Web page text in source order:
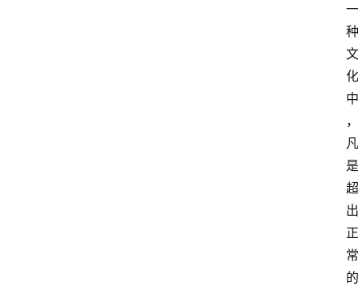
一
种
文
化
中
，
凡
是
超
出
正
常
的